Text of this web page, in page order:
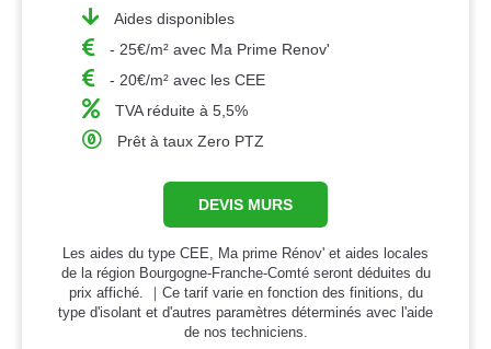
Aides disponibles
- 25€/m² avec Ma Prime Renov'
- 20€/m² avec les CEE
TVA réduite à 5,5%
Prêt à taux Zero PTZ
DEVIS MURS
Les aides du type CEE, Ma prime Rénov' et aides locales
de la région Bourgogne-Franche-Comté seront déduites du
prix affiché. ｜Ce tarif varie en fonction des finitions, du
type d'isolant et d'autres paramètres déterminés avec l'aide
de nos techniciens.